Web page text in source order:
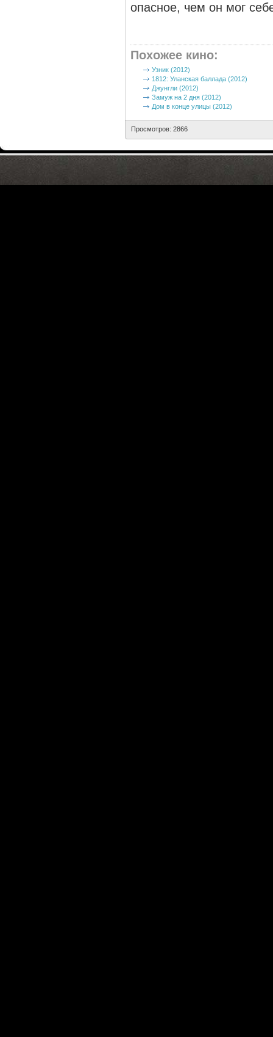
опасное, чем он мог
Похожее кино:
Узник (2012)
1812: Уланская баллада (2012)
Джунгли (2012)
Замуж на 2 дня (2012)
Дом в конце улицы (2012)
Просмотров: 2866